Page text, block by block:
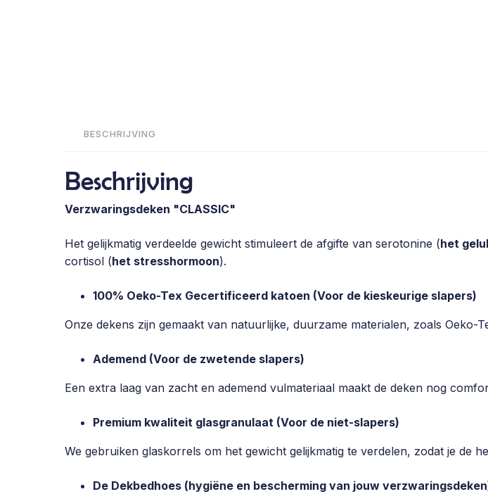
BESCHRIJVING
Beschrijving
Verzwaringsdeken "CLASSIC"
Het gelijkmatig verdeelde gewicht stimuleert de afgifte van serotonine (het
cortisol (het stresshormoon).
100% Oeko-Tex Gecertificeerd katoen (Voor de kieskeurige slapers)
Onze dekens zijn gemaakt van natuurlijke, duurzame materialen, zoals
Ademend (Voor de zwetende slapers)
Een extra laag van zacht en ademend vulmateriaal maakt de deken nog
Premium kwaliteit glasgranulaat (Voor de niet-slapers)
We gebruiken glaskorrels om het gewicht gelijkmatig te verdelen, zodat je de
De Dekbedhoes (hygiëne en bescherming van jouw